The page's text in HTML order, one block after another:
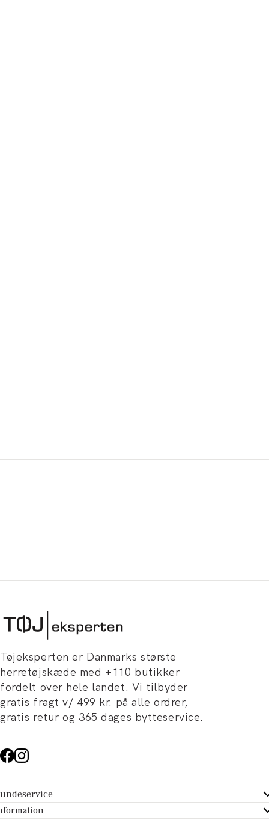
Tøjeksperten er Danmarks største
herretøjskæde med +110 butikker
fordelt over hele landet. Vi tilbyder
gratis fragt v/ 499 kr. på alle ordrer,
gratis retur og 365 dages bytteservice.
- Hjælpecenter
Tøjeksperten